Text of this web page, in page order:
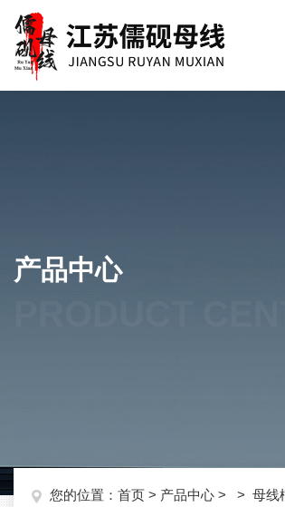
产品中心
您的位置： 首页 > 产品中心 > > 母线